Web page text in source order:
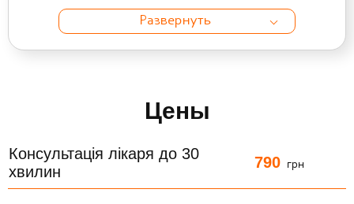
Развернуть
Цены
Консультація лікаря до 30
хвилин
790 грн